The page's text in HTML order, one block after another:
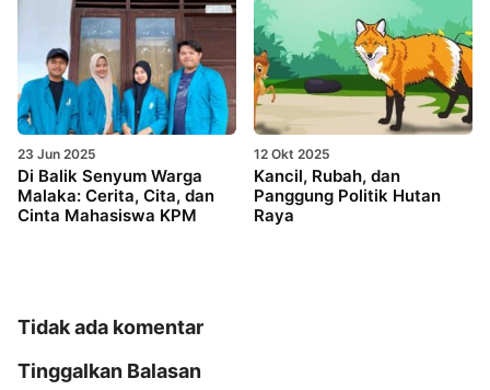
23 Jun 2025
Di Balik Senyum Warga
Malaka: Cerita, Cita, dan
Cinta Mahasiswa KPM
12 Okt 2025
Kancil, Rubah, dan
Panggung Politik Hutan
Raya
Tidak ada komentar
Tinggalkan Balasan